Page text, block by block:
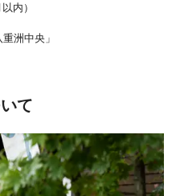
内）
洲中央」
て